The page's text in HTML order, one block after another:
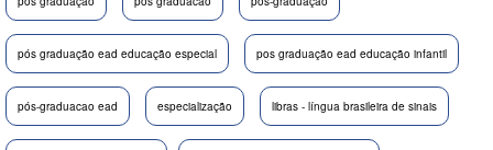
pós graduação ead educação especial pos graduação ead educação infantil
pós-graduacao ead especialização libras - língua brasileira de sinais